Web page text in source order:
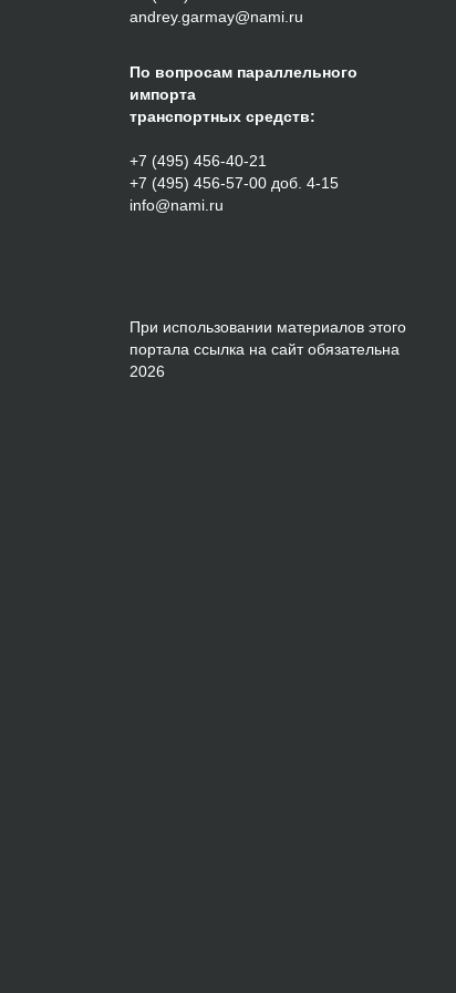
andrey.garmay@nami.ru
По вопросам параллельного
импорта
транспортных средств:
+7 (495) 456-40-21
+7 (495) 456-57-00 доб. 4-15
info@nami.ru
При использовании материалов этого
портала ссылка на сайт обязательна
2026